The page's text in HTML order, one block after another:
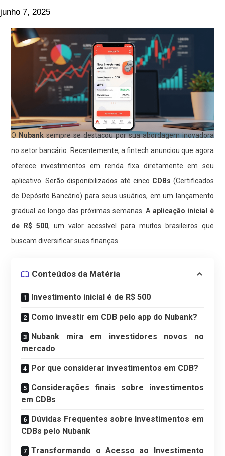
junho 7, 2025
O Nubank sempre se destacou por sua abordagem inovadora
no setor bancário. Recentemente, a fintech anunciou que agora
oferece investimentos em renda fixa diretamente em seu
aplicativo. Serão disponibilizados até cinco CDBs (Certificados
de Depósito Bancário) para seus usuários, em um lançamento
gradual ao longo das próximas semanas. Aaplicação inicial é
de R$ 500, um valor acessível para muitos brasileiros que
buscam diversificar suas finanças.
Conteúdos da Matéria
Investimento inicial é de R$ 500
Como investir em CDB pelo app do Nubank?
Nubank mira em investidores novos no
mercado
Por que considerar investimentos em CDB?
Considerações finais sobre investimentos
em CDBs
Dúvidas Frequentes sobre Investimentos em
CDBs pelo Nubank
Transformando o Acesso ao Investimento